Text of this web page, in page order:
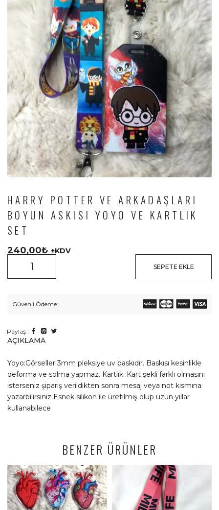
HARRY POTTER VE ARKADAŞLARI
BOYUN ASKISI YOYO VE KARTLIK
SET
240,00₺ +KDV
SEPETE EKLE
Güvenli Ödeme:
Paylaş :
AÇIKLAMA
Yoyo:Görseller 3mm pleksiye uv baskıdır. Baskısı kesinlikle
deforma ve solma yapmaz. Kartlık :Kart şekli farklı olmasını
isterseniz şipariş verildikten sonra mesaj veya not kısmına
yazarbilirsiniz Esnek silikon ile üretilmiş olup uzun yıllar
kullanabilece
BENZER ÜRÜNLER